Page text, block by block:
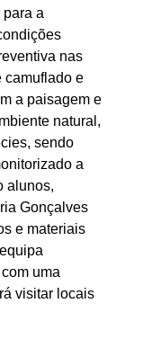
a
nas
camuflado e
a paisagem e
natural,
sendo
a
alunos,
Gonçalves
e materiais
uma
visitar locais